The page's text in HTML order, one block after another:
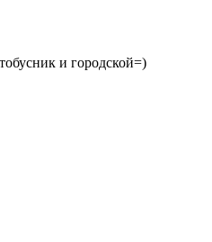
и городской=)